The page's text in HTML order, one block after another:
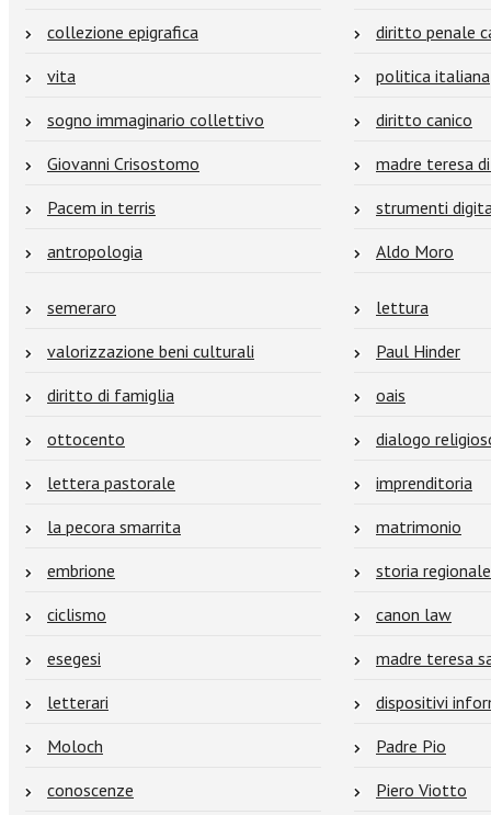
collezione epigrafica
diritto penale
vita
politica italiana
sogno immaginario collettivo
diritto canico
Giovanni Crisostomo
madre teresa
Pacem in terris
strumenti
antropologia
Aldo Moro
semeraro
lettura
valorizzazione beni culturali
Paul Hinder
diritto di famiglia
oais
ottocento
dialogo
lettera pastorale
imprenditoria
la pecora smarrita
matrimonio
embrione
storia
ciclismo
canon law
esegesi
madre teresa
letterari
dispositivi
Moloch
Padre Pio
conoscenze
Piero Viotto